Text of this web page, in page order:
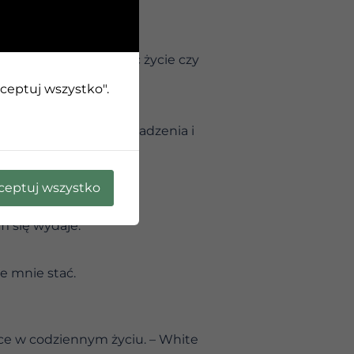
powód, by odkładać życie czy
Szukamy prowadzenia i
się wydaje.
mnie stać.
w codziennym życiu. – White
wszystko".
wszystko